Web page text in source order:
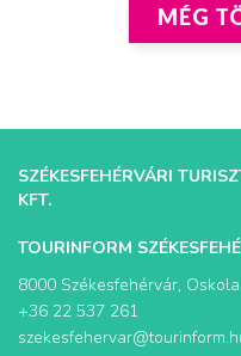
MÉG
SZÉKESFEHÉRVÁRI
KFT.
TOURINFORM
8000 Székesfehérvár,
+36 22 537 261